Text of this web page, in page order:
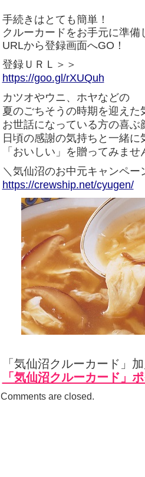
手続きはとても簡単！
クルーカードをお手元に準備
URLから登録画面へGO！
登録ＵＲＬ＞＞
https://goo.gl/rXUQuh
カツオやウニ、ホヤなどの
夏のごちそうの時期を迎えた
お世話になっている方の喜
日頃の感謝の気持ちと一緒に
「おいしい」を贈ってみませ
＼気仙沼のお中元キャンペー
https://crewship.net/cyugen/
「気仙沼クルーカード」
「気仙沼クルーカード」
Comments are closed.